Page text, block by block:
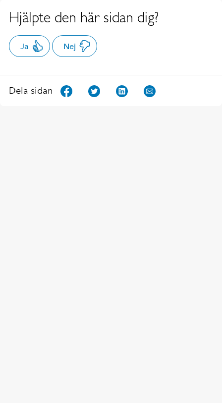
Hjälpte den här sidan dig?
Ja Nej
Dela sidan